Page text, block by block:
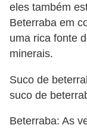
eles também
Beterraba em
uma rica fonte
minerais.
Suco de
suco de
Beterraba: As